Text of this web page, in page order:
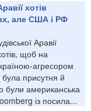
хотів
але США і РФ
Аравії
щоб на
агресором
присутня й
були американська
із посила...